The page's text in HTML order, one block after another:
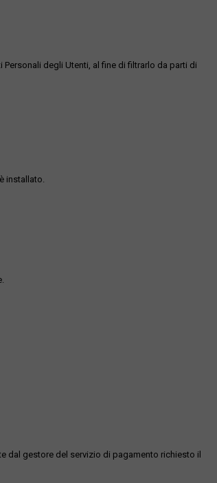
degli Utenti, al fine di filtrarlo da parti di
installato.
dal gestore del servizio di pagamento richiesto il